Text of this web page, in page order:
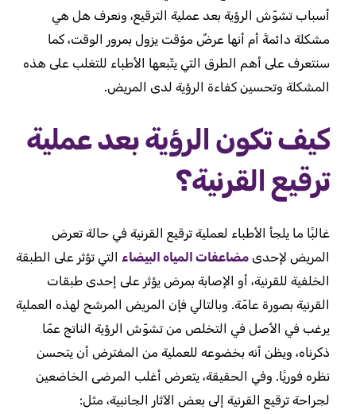
أسباب تشوّش الرؤية بعد عملية الترقيع، ونعرف هل هي
مشكلة دائمةً أم أنها عرضٌ مؤقت يزول بمرور الوقت، كما
سنتعرف على أهم الطرق التي يتّبعها الأطباء للتغلب على هذه
المشكلة وتحسين كفاءة الرؤية لدى المريض.
كيف تكون الرؤية بعد عملية
ترقيع القرنية؟
غالبًا ما يلجأ الأطباء لعملية ترقيع القرنية في حالة تعرض
المريض لإحدى مضاعفات المياه البيضاء التي تؤثر على الطبقة
الخلفية للقرنية، أو الإصابة بمرض يؤثر على إحدى طبقات
القرنية بصورة عامّة. وبالتالي فإن المريض المرشح لهذه العملية
يرغب في الأصل في التخلص من تشوّش الرؤية الناتج عمّا
ذكرناه، ويظن أنه بخضوعه للعملية من المفترض أن يتحسن
نظره فوريًا. وفي الحقيقة، يتعرض أغلب المرضى الخاضعين
لجراحة ترقيع القرنية إلى بعض الآثار الجانبية، مثل: